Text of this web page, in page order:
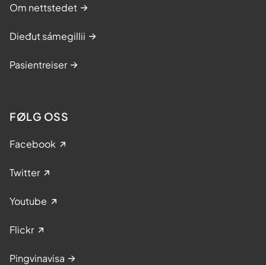
Om nettstedet
Dieđut sámegillii
Pasientreiser
FØLG OSS
Facebook
Twitter
Youtube
Flickr
Pingvinavisa